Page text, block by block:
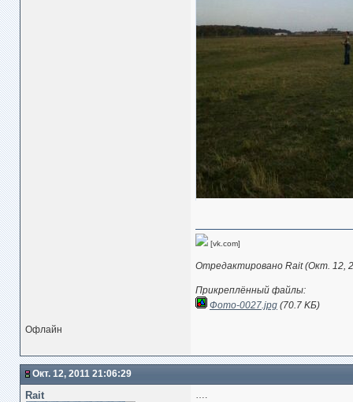
[vk.com]
Отредактировано Rait (Окт. 12,
Прикреплённый файлы:
Фото-0027.jpg (70.7 KБ)
Офлайн
Окт. 12, 2011 21:06:29
Rait ….